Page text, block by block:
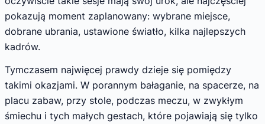
pokazują moment zaplanowany: wybrane miejsce,
dobrane ubrania, ustawione światło, kilka najlepszych
kadrów.
Tymczasem najwięcej prawdy dzieje się pomiędzy
takimi okazjami. W porannym bałaganie, na spacerze, na
placu zabaw, przy stole, podczas meczu, w zwykłym
śmiechu i tych małych gestach, które pojawiają się tylko